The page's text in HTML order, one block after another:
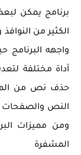
برنامج يمكن
الكثير من
واجهه البرنامج
حذف نص من
النص والصفحات
المشفرة